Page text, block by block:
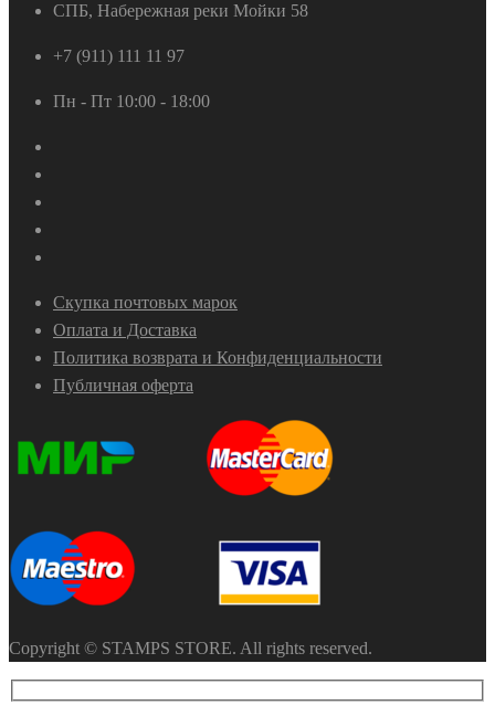
СПБ, Набережная реки Мойки 58
+7 (911) 111 11 97
Пн - Пт 10:00 - 18:00
Скупка почтовых марок
Оплата и Доставка
Политика возврата и Конфиденциальности
Публичная оферта
Copyright © STAMPS STORE. All rights reserved.